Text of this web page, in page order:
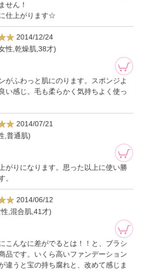
せん！
仕上がります☆
2014/12/24
性,乾燥肌,38才)
がふわっと肌にのります。スポンジよ
い感じ。毛も柔らかく気持ちよく使っ
2014/07/21
,普通肌)
がりになります。思った以上に使い勝
。
2014/06/12
,混合肌,41才)
こんなに差がでるとは！！と、ブラシ
品です。いくら高いファンデーション
違うと宝の持ち腐れと、改めて感じま